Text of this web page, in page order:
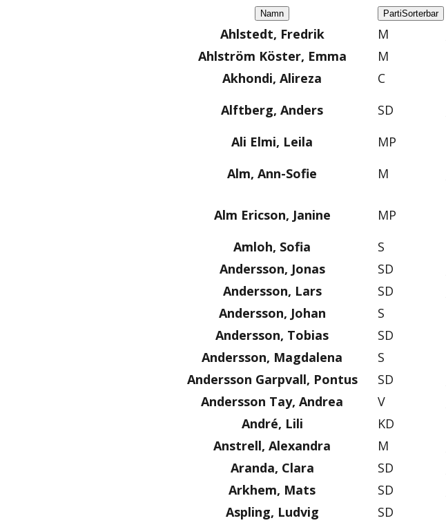
Namn PartiSorterbar
Ahlstedt, Fredrik M
Ahlström Köster, Emma
M
Akhondi, Alireza
C
Alftberg, Anders
SD
Ali Elmi, Leila
MP
Alm, Ann-Sofie
M
Alm Ericson, Janine
MP
Amloh, Sofia
S
Andersson, Jonas
SD
Andersson, Lars
SD
Andersson, Johan
S
Andersson, Tobias
SD
Andersson, Magdalena
S
Andersson Garpvall, Pontus
SD
Andersson Tay, Andrea
V
André, Lili
KD
Anstrell, Alexandra
M
Aranda, Clara
SD
Arkhem, Mats
SD
Aspling, Ludvig
SD